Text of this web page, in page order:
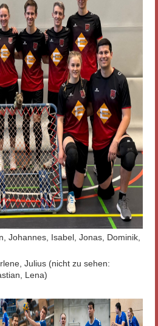
Johannes, Isabel, Jonas, Dominik,
Julius (nicht zu sehen:
Lena)